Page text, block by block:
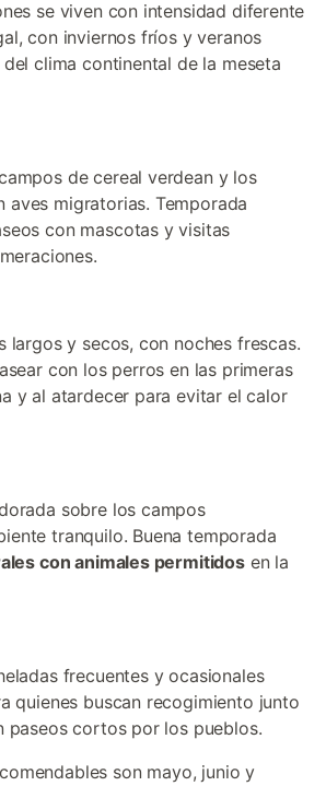
se viven con intensidad diferente
con inviernos fríos y veranos
clima continental de la meseta
de cereal verdean y los
aves migratorias. Temporada
con mascotas y visitas
largos y secos, con noches frescas.
con los perros en las primeras
y al atardecer para evitar el calor
sobre los campos
tranquilo. Buena temporada
con animales permitidosen la
frecuentes y ocasionales
quienes buscan recogimiento junto
paseos cortos por los pueblos.
son mayo, junio y